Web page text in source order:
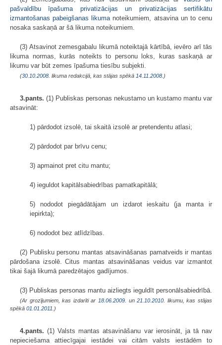
pašvaldību īpašuma privatizācijas un privatizācijas sertifikātu
izmantošanas pabeigšanas likumanoteikumiem, atsavina un to cenu
nosaka saskaņā ar šā likuma noteikumiem.
(3) Atsavinot zemesgabalu likumā noteiktajā kārtībā, ievēro arī tās
likuma normas, kurās noteikts to personu loks, kuras saskaņā ar
likumu var būt zemes īpašuma tiesību subjekti.
(30.10.2008 . likuma redakcijā, kas stājas spēkā 14.11.2008. )
3.pants. (1) Publiskas personas nekustamo un kustamo mantu var
atsavināt:
1) pārdodot izsolē, tai skaitā izsolē ar pretendentu atlasi;
2) pārdodot par brīvu cenu;
3) apmainot pret citu mantu;
4) ieguldot kapitālsabiedrības pamatkapitālā;
5) nododot piegādātājam un izdarot ieskaitu (ja manta ir
iepirkta);
6) nododot bez atlīdzības.
(2) Publisku personu mantas atsavināšanas pamatveids ir mantas
pārdošana izsolē. Citus mantas atsavināšanas veidus var izmantot
tikai šajā likumā paredzētajos gadījumos.
(3) Publiskas personas mantu aizliegts ieguldīt personālsabiedrībā.
(Ar grozījumiem, kas izdarīti ar 18.06.2009. un21.10.2010 . likumu, kas stājas
spēkā 01.01.2011. )
4.pants. (1) Valsts mantas atsavināšanu var ierosināt, ja tā nav
nepieciešama attiecīgajai iestādei vai citām valsts iestādēm to